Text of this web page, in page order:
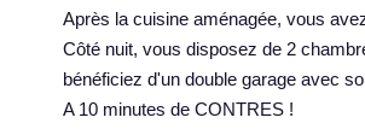
Après la cuisine aménagée, vous
Côté nuit, vous disposez de 2
bénéficiez d'un double garage avec
A 10 minutes de CONTRES !